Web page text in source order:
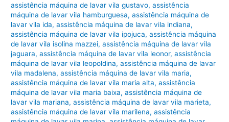
assistência máquina de lavar vila gustavo,assistência
máquina de lavar vila hamburguesa,assistência máquina de
lavar vila ida,assistência máquina de lavar vila indiana,
assistência máquina de lavar vila ipojuca,assistência máquina
de lavar vila isolina mazzei,assistência máquina de lavar vila
jaguara,assistência máquina de lavar vila leonor,assistência
máquina de lavar vila leopoldina,assistência máquina de lavar
vila madalena,assistência máquina de lavar vila maria,
assistência máquina de lavar vila maria alta,assistência
máquina de lavar vila maria baixa,assistência máquina de
lavar vila mariana,assistência máquina de lavar vila marieta,
assistência máquina de lavar vila marilena,assistência